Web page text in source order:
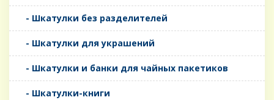
- Шкатулки без разделителей
- Шкатулки для украшений
- Шкатулки и банки для чайных пакетиков
- Шкатулки-книги